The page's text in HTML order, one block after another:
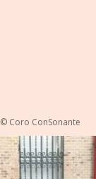
© Coro ConSonante​